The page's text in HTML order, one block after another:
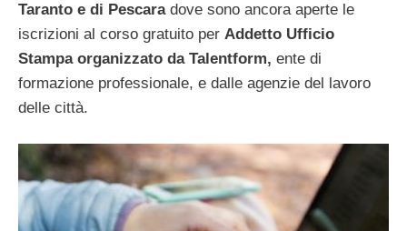
Taranto e di Pescara dove sono ancora aperte le
iscrizioni al corso gratuito per Addetto Ufficio
Stampa organizzato da Talentform, ente di
formazione professionale, e dalle agenzie del lavoro
delle città.